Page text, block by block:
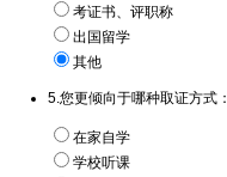
考证书、评职称
出国留学
其他
5.您更倾向于哪种取证方式：
在家自学
学校听课